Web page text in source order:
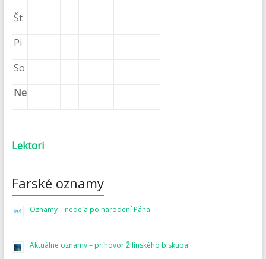
Št
Pi
So
Ne
Lektori
Farské oznamy
Oznamy – nedeľa po narodení Pána
Aktuálne oznamy – príhovor Žilinského biskupa